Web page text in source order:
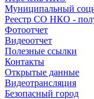
Муниципальный
Реестр СО НКО -
Фотоотчет
Видеоотчет
Полезные ссылки
Контакты
Открытые данные
Видеотрансляция
Безопасный город